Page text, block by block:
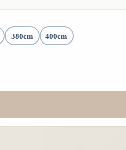
380cm 400cm